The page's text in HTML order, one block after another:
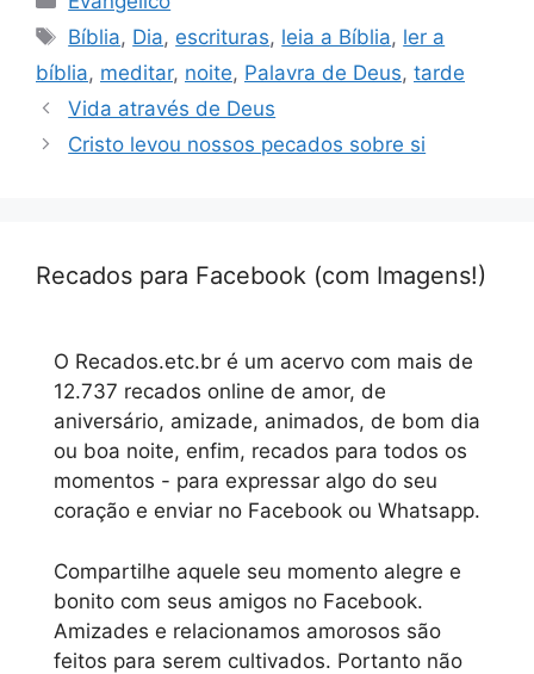
Tags
Bíblia, Dia, escrituras, leia a Bíblia, ler a
bíblia, meditar, noite, Palavra de Deus, tarde
Vida através de Deus
Cristo levou nossos pecados sobre si
Recados para Facebook (com Imagens!)
O Recados.etc.br é um acervo com mais de
12.737 recados online de amor, de
aniversário, amizade, animados, de bom dia
ou boa noite, enfim, recados para todos os
momentos - para expressar algo do seu
coração e enviar no Facebook ou Whatsapp.
Compartilhe aquele seu momento alegre e
bonito com seus amigos no Facebook.
Amizades e relacionamos amorosos são
feitos para serem cultivados. Portanto não